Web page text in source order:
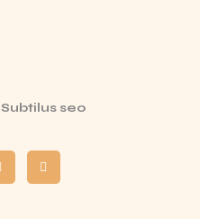
Subtilus seo